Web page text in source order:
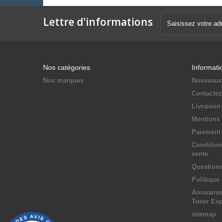
Lettre d'informations
Nos catégories
Nos marques
Livraison
Mentions
vente
Politique
Toner
sitemap